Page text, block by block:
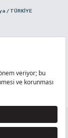
/ TÜRKİYE
- Veri Sahibi Başvuru